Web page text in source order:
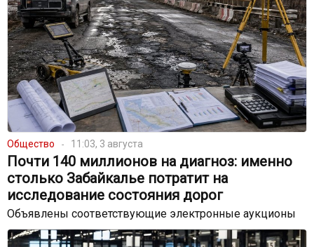
Общество 11:03, 3 августа
Почти 140 миллионов на диагноз: именно
столько Забайкалье потратит на
исследование состояния дорог
Объявлены соответствующие электронные аукционы